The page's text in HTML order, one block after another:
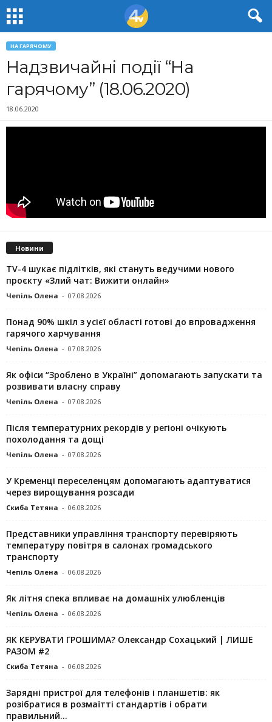
НА ГАРЯЧОМУ
Надзвичайні події “На
гарячому” (18.06.2020)
18.06.2020
Новини
TV-4 шукає підлітків, які стануть ведучими нового
проєкту «Злий чат: Вижити онлайн»
Чепіль Олена - 07.08.2026
Понад 90% шкіл з усієї області готові до впровадження
гарячого харчування
Чепіль Олена - 07.08.2026
Як офіси “Зроблено в Україні” допомагають запускaти та
розвивати власну справу
Чепіль Олена - 07.08.2026
Після температурних рекордів у регіоні очікують
похолодання та дощі
Чепіль Олена - 07.08.2026
У Кременці переселенцям допомагають адаптуватися
через вирощування розсади
Скиба Тетяна - 06.08.2026
Представники управління транспорту перевіряють
температуру повітря в салонах громадського
транспорту
Чепіль Олена - 06.08.2026
Як літня спека впливає на домашніх улюбленців
Чепіль Олена - 06.08.2026
ЯК КЕРУВАТИ ГРОШИМА? Олександр Сохацький | ЛИШЕ
РАЗОМ #2
Скиба Тетяна - 06.08.2026
Зарядні пристрої для телефонів і планшетів: як
розібратися в розмаїтті стандартів і обрати
правильний...